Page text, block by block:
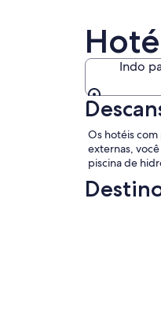
Indo
Indo
Os hotéis com
externas,
piscina de